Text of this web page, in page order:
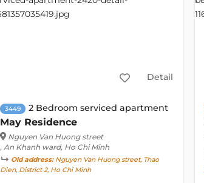
Detail
3449 2 Bedroom serviced apartment
May Residence
Nguyen Van Huong street
, An Khanh ward, Ho Chi Minh
Old address:Nguyen Van Huong street, Thao
Dien, District 2, Ho Chi Minh